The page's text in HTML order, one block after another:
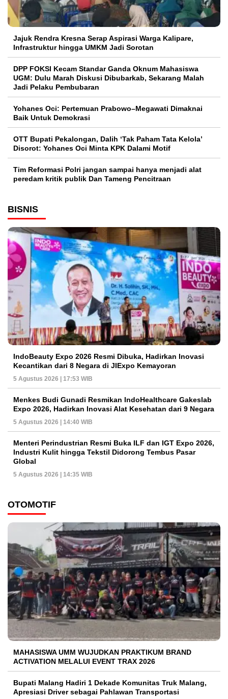
Jajuk Rendra Kresna Serap Aspirasi Warga Kalipare,
Infrastruktur hingga UMKM Jadi Sorotan
DPP FOKSI Kecam Standar Ganda Oknum Mahasiswa
UGM: Dulu Marah Diskusi Dibubarkab, Sekarang Malah
Jadi Pelaku Pembubaran
Yohanes Oci: Pertemuan Prabowo–Megawati Dimaknai
Baik Untuk Demokrasi
OTT Bupati Pekalongan, Dalih ‘Tak Paham Tata Kelola’
Disorot: Yohanes Oci Minta KPK Dalami Motif
Tim Reformasi Polri jangan sampai hanya menjadi alat
peredam kritik publik Dan Tameng Pencitraan
BISNIS
IndoBeauty Expo 2026 Resmi Dibuka, Hadirkan Inovasi
Kecantikan dari 8 Negara di JIExpo Kemayoran
5 Agustus 2026 | 17:53 WIB
Menkes Budi Gunadi Resmikan IndoHealthcare Gakeslab
Expo 2026, Hadirkan Inovasi Alat Kesehatan dari 9 Negara
5 Agustus 2026 | 14:40 WIB
Menteri Perindustrian Resmi Buka ILF dan IGT Expo 2026,
Industri Kulit hingga Tekstil Didorong Tembus Pasar
Global
5 Agustus 2026 | 14:35 WIB
OTOMOTIF
MAHASISWA UMM WUJUDKAN PRAKTIKUM BRAND
ACTIVATION MELALUI EVENT TRAX 2026
Bupati Malang Hadiri 1 Dekade Komunitas Truk Malang,
Apresiasi Driver sebagai Pahlawan Transportasi